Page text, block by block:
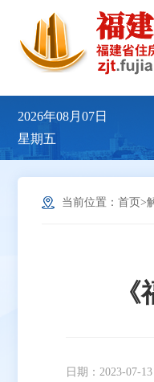
2026年08月07日
星期五
当前位置： 首页 >
日期：2023-07-